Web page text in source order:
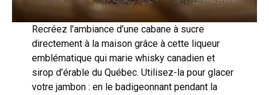
Recréez l’ambiance d’une cabane à sucre
directement à la maison grâce à cette liqueur
emblématique qui marie whisky canadien et
sirop d’érable du Québec. Utilisez-la pour glacer
votre jambon : en le badigeonnant pendant la